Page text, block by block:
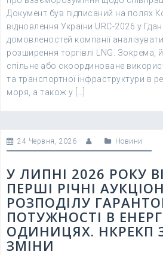
Документ був підписаний на полях
відновлення України URC-2026 у
домовленостей компанії
розширення торгівлі LNG. Зокрема,
спільне або скоординоване
та транспортної інфраструктури в
моря, а також у […]
24 Червня, 2026 Новини
У ЛИПНІ 2026 РОКУ
ПЕРШІ РІЧНІ
РОЗПОДІЛУ
ПОТУЖНОСТІ В
ОДИНИЦЯХ. НКРЕКП
ЗМІНИ